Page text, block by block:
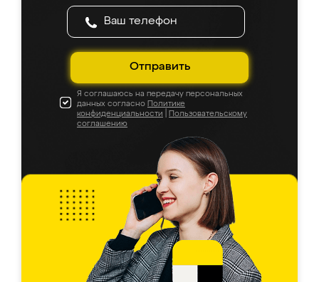
Отправить
Я соглашаюсь на передачу персональных
данных согласно Политике
конфиденциальности
Пользовательскому
соглашению